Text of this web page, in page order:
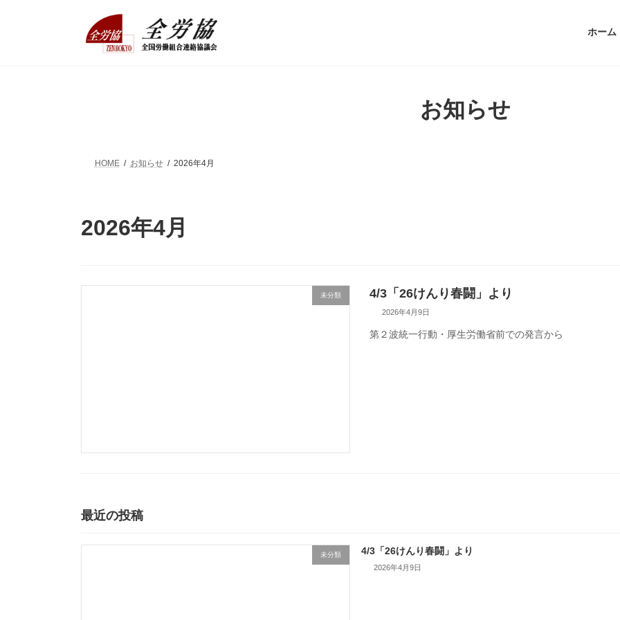
ホーム
お知らせ
HOME お知らせ 2026年4月
2026年4月
未分類 4/3「26けんり春闘」より
2026年4月9日
第２波統一行動・厚生労働省前での発言から
最近の投稿
未分類 4/3「26けんり春闘」より
2026年4月9日